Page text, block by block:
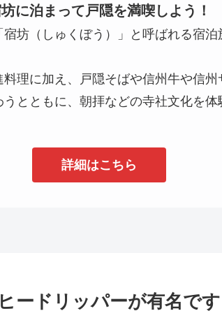
に泊まって戸隠を満喫しよう！
坊（しゅくぼう）」と呼ばれる宿泊
理に加え、戸隠そばや信州牛や信州
とともに、朝拝などの寺社文化を
詳細はこちら
ードリッパーが有名です